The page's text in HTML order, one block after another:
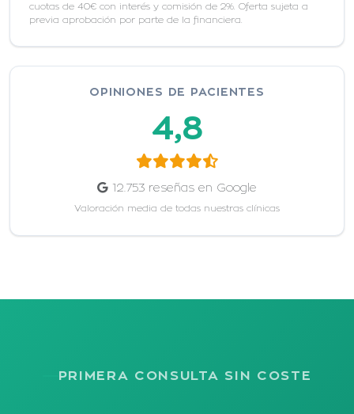
cuotas de 40€ con interés y comisión de 2%. Oferta sujeta a
previa aprobación por parte de la financiera.
OPINIONES DE PACIENTES
4,8
12.753 reseñas en Google
Valoración media de todas nuestras clínicas
PRIMERA CONSULTA SIN COSTE